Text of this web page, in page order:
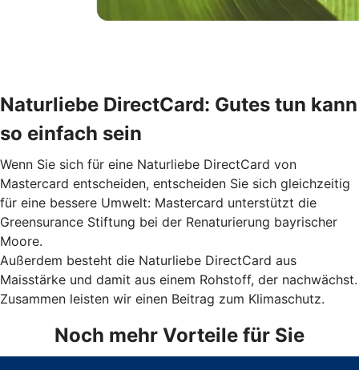
Naturliebe DirectCard: Gutes tun kann
so einfach sein
Wenn Sie sich für eine Naturliebe DirectCard von
Mastercard entscheiden, entscheiden Sie sich gleichzeitig
für eine bessere Umwelt: Mastercard unterstützt die
Greensurance Stiftung bei der Renaturierung bayrischer
Moore.
Außerdem besteht die Naturliebe DirectCard aus
Maisstärke und damit aus einem Rohstoff, der nachwächst.
Zusammen leisten wir einen Beitrag zum Klimaschutz.
Noch mehr Vorteile für Sie